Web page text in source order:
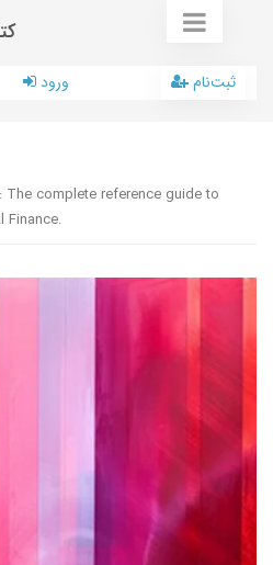
ورود ثبت‌نام
The complete reference guide to
Finance.